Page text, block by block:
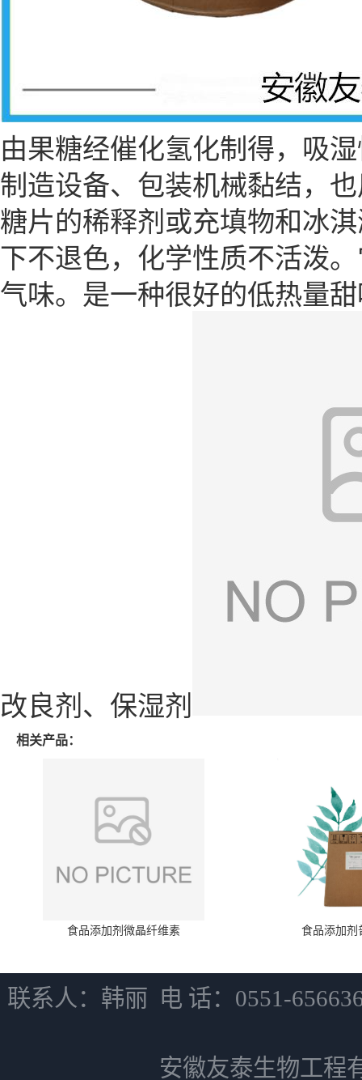
由果糖经催化氢化制得，吸
制造设备、包装机械黏结，
糖片的稀释剂或充填物和冰
下不退色，化学性质不活泼
气味。是一种很好的低热量
改良剂、保湿剂
相关产品：
食品添加剂微晶纤维素 食品添加剂
联系人：韩丽 电 话：0551-
安徽友泰生物工程